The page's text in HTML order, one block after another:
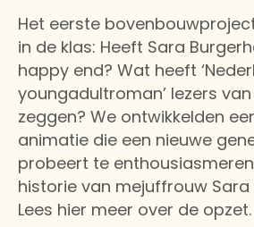
Het eerste
in de klas: Heeft Sara
happy end? Wat heeft
youngadultroman’ lezers
zeggen? We ontwikkelden
animatie die een nieuwe
probeert te
historie van mejuffrouw Sara
Lees hier meer over de opzet.